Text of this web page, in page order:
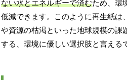
ない水とエネルギーで済むため、環
低減できます。このように再生紙は
や資源の枯渇といった地球規模の課
する、環境に優しい選択肢と言える